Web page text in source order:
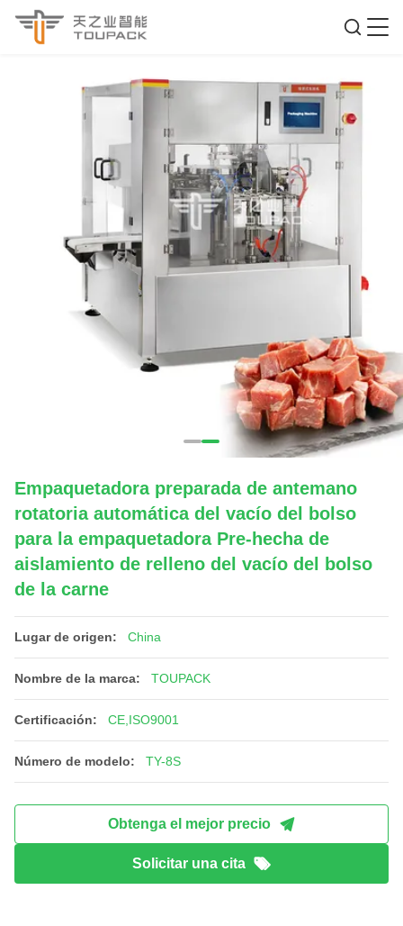
Empaquetadora preparada de antemano
rotatoria automática del vacío del bolso
para la empaquetadora Pre-hecha de
aislamiento de relleno del vacío del bolso
de la carne
Lugar de origen: China
Nombre de la marca: TOUPACK
Certificación: CE,ISO9001
Número de modelo: TY-8S
Obtenga el mejor precio
Solicitar una cita